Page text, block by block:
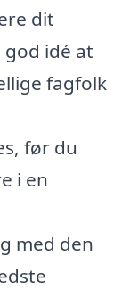
dit
idé at
fagfolk
før du
i en
med den